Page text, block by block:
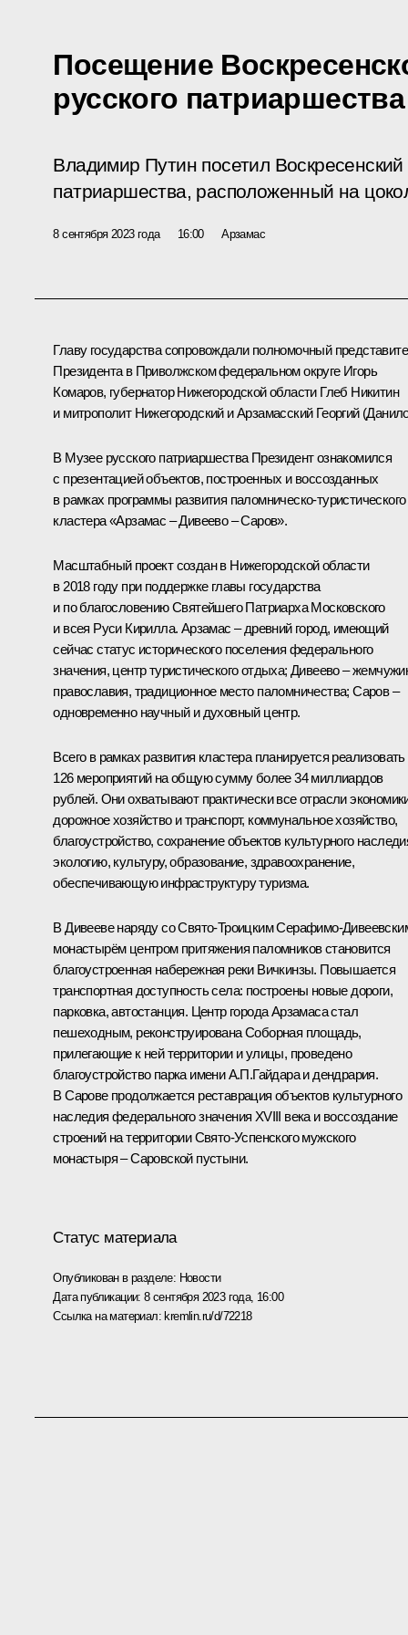
Посещение
русского
Владимир Путин посетил
патриаршества, расположенный на
8 сентября 2023 года 16:00 Арзамас
Главу государства сопровождали полномочный
Президента в Приволжском федеральном округе Игорь
Комаров, губернатор Нижегородской области Глеб Никитин
и митрополит Нижегородский и Арзамасский Георгий
В Музее русского патриаршества Президент ознакомился
с презентацией объектов, построенных и воссозданных
в рамках программы развития паломническо-туристического
кластера «Арзамас – Дивеево – Саров».
Масштабный проект создан в Нижегородской области
в 2018 году при поддержке главы государства
и по благословению Святейшего Патриарха Московского
и всея Руси Кирилла. Арзамас – древний город, имеющий
сейчас статус исторического поселения федерального
значения, центр туристического отдыха; Дивеево –
православия, традиционное место паломничества; Саров –
одновременно научный и духовный центр.
Всего в рамках развития кластера планируется реализовать
126 мероприятий на общую сумму более 34 миллиардов
рублей. Они охватывают практически все отрасли
дорожное хозяйство и транспорт, коммунальное хозяйство,
благоустройство, сохранение объектов культурного
экологию, культуру, образование, здравоохранение,
обеспечивающую инфраструктуру туризма.
В Дивееве наряду со Свято-Троицким Серафимо-
монастырём центром притяжения паломников становится
благоустроенная набережная реки Вичкинзы. Повышается
транспортная доступность села: построены новые дороги,
парковка, автостанция. Центр города Арзамаса стал
пешеходным, реконструирована Соборная площадь,
прилегающие к ней территории и улицы, проведено
благоустройство парка имени А.П.Гайдара и дендрария.
В Сарове продолжается реставрация объектов культурного
наследия федерального значения XVIII века и воссоздание
строений на территории Свято-Успенского мужского
монастыря – Саровской пустыни.
Статус материала
Опубликован в разделе: Новости
Дата публикации:8 сентября 2023 года, 16:00
Ссылка на материал: kremlin.ru/d/72218